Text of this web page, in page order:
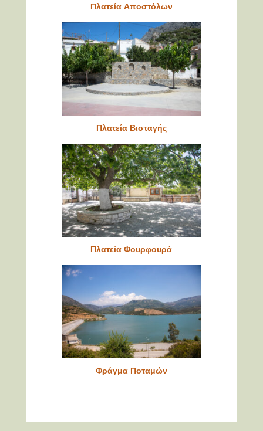
Πλατεία Αποστόλων
Πλατεία Βισταγής
Πλατεία Φουρφουρά
Φράγμα Ποταμών